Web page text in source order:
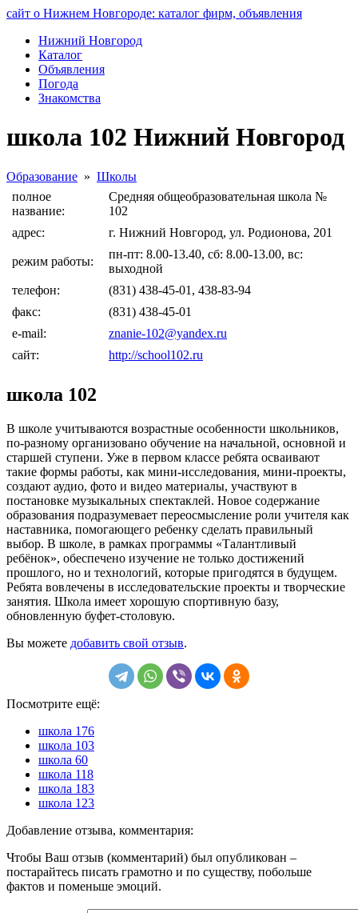
сайт о Нижнем Новгороде: каталог фирм, объявления
Нижний Новгород
Каталог
Объявления
Погода
Знакомства
школа 102 Нижний Новгород
Образование » Школы
полное
название:
Средняя общеобразовательная школа №
102
адрес:
г. Нижний Новгород, ул. Родионова, 201
режим работы:
пн-пт: 8.00-13.40, сб: 8.00-13.00, вс:
выходной
телефон:
(831) 438-45-01, 438-83-94
факс:
(831) 438-45-01
e-mail:
znanie-102@yandex.ru
сайт:
http://school102.ru
школа 102
В школе учитываются возрастные особенности школьников,
по-разному организовано обучение на начальной, основной и
старшей ступени. Уже в первом классе ребята осваивают
такие формы работы, как мини-исследования, мини-проекты,
создают аудио, фото и видео материалы, участвуют в
постановке музыкальных спектаклей. Новое содержание
образования подразумевает переосмысление роли учителя как
наставника, помогающего ребенку сделать правильный
выбор. В школе, в рамках программы «Талантливый
ребёнок», обеспечено изучение не только достижений
прошлого, но и технологий, которые пригодятся в будущем.
Ребята вовлечены в исследовательские проекты и творческие
занятия. Школа имеет хорошую спортивную базу,
обновленную буфет-столовую.
Вы можете добавить свой отзыв.
Посмотрите ещё:
школа 176
школа 103
школа 60
школа 118
школа 183
школа 123
Добавление отзыва, комментария:
Чтобы Ваш отзыв (комментарий) был опубликован –
постарайтесь писать грамотно и по существу, побольше
фактов и поменьше эмоций.